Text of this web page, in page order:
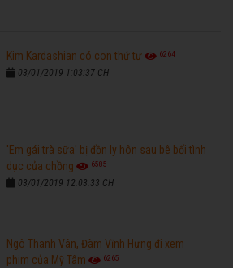
Kim Kardashian có con thứ tư 6264
03/01/2019 1:03:37 CH
'Em gái trà sữa' bị đồn ly hôn sau bê bối tình
dục của chồng
6585
03/01/2019 12:03:33 CH
Ngô Thanh Vân, Đàm Vĩnh Hưng đi xem
phim của Mỹ Tâm
6265